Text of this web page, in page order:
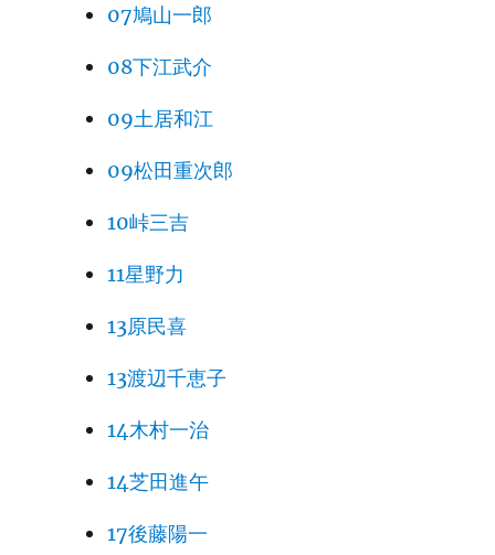
07鳩山一郎
08下江武介
09土居和江
09松田重次郎
10峠三吉
11星野力
13原民喜
13渡辺千恵子
14木村一治
14芝田進午
17後藤陽一